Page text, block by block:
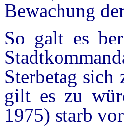
Bewachung
So galt es
Sterbetag
gilt es zu
1975) starb